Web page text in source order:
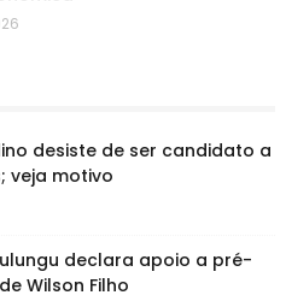
desiste de ser candidato a
veja motivo
declara apoio a pré-
Wilson Filho